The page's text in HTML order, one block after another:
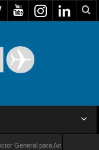
para América Latina